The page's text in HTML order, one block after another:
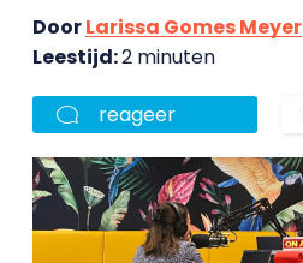
DoorLarissa Gomes Meyer
Leestijd:2 minuten
reageer